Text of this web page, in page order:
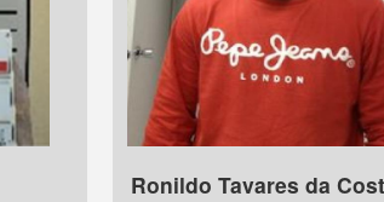
Ronildo Tavares da